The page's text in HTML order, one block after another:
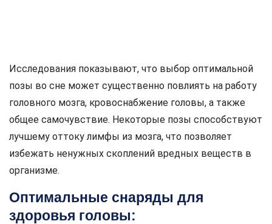
Исследования показывают, что выбор оптимальной
позы во сне может существенно повлиять на работу
головного мозга, кровоснабжение головы, а также
общее самочувствие. Некоторые позы способствуют
лучшему оттоку лимфы из мозга, что позволяет
избежать ненужных скоплений вредных веществ в
организме.
Оптимальные снаряды для
здоровья головы: